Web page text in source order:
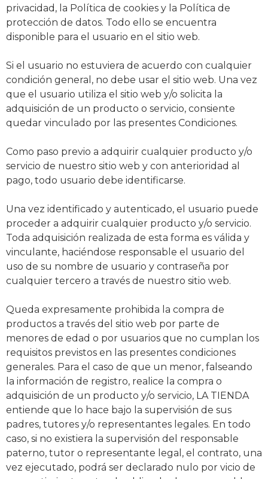
privacidad, la Política de cookies y la Política de
protección de datos. Todo ello se encuentra
disponible para el usuario en el sitio web.
Si el usuario no estuviera de acuerdo con cualquier
condición general, no debe usar el sitio web. Una vez
que el usuario utiliza el sitio web y/o solicita la
adquisición de un producto o servicio, consiente
quedar vinculado por las presentes Condiciones.
Como paso previo a adquirir cualquier producto y/o
servicio de nuestro sitio web y con anterioridad al
pago, todo usuario debe identificarse.
Una vez identificado y autenticado, el usuario puede
proceder a adquirir cualquier producto y/o servicio.
Toda adquisición realizada de esta forma es válida y
vinculante, haciéndose responsable el usuario del
uso de su nombre de usuario y contraseña por
cualquier tercero a través de nuestro sitio web.
Queda expresamente prohibida la compra de
productos a través del sitio web por parte de
menores de edad o por usuarios que no cumplan los
requisitos previstos en las presentes condiciones
generales. Para el caso de que un menor, falseando
la información de registro, realice la compra o
adquisición de un producto y/o servicio, LA TIENDA
entiende que lo hace bajo la supervisión de sus
padres, tutores y/o representantes legales. En todo
caso, si no existiera la supervisión del responsable
paterno, tutor o representante legal, el contrato, una
vez ejecutado, podrá ser declarado nulo por vicio de